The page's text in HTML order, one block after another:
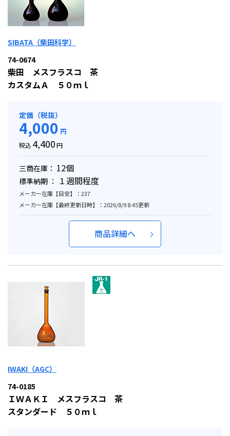
SIBATA（柴田科学）
74-0674
柴田 メスフラスコ 茶
カスタムＡ ５０ｍｌ
定価（税抜）
4,000 円
税込 4,400円
三商在庫： 12個
標準納期 ： １週間程度
メーカー在庫【目安】：237
メーカー在庫【最終更新日時】：2026/8/9 8:45更新
商品詳細へ
IWAKI（AGC）
74-0185
ＩＷＡＫＩ メスフラスコ 茶
スタンダード ５０ｍｌ